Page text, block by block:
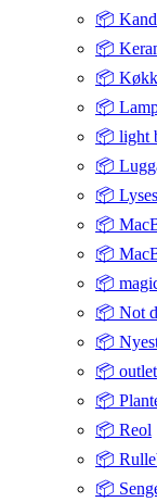
📦
📦
📦
📦
📦 light
📦
📦
📦
📦
📦
📦 Not
📦
📦 outlet
📦
📦 Reol
📦
📦